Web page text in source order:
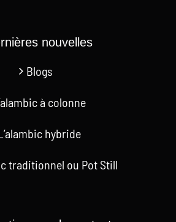
nouvelles
Blogs
à colonne
hybride
traditionnel ou Pot Still